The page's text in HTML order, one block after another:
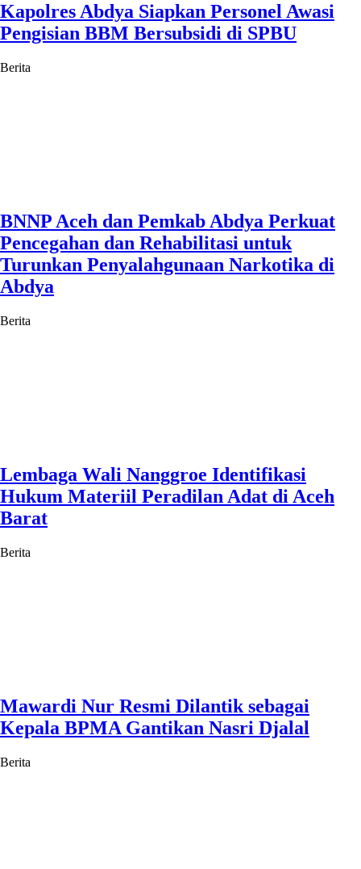
Kapolres Abdya Siapkan Personel Awasi
Pengisian BBM Bersubsidi di SPBU
Berita
BNNP Aceh dan Pemkab Abdya Perkuat
Pencegahan dan Rehabilitasi untuk
Turunkan Penyalahgunaan Narkotika di
Abdya
Berita
Lembaga Wali Nanggroe Identifikasi
Hukum Materiil Peradilan Adat di Aceh
Barat
Berita
Mawardi Nur Resmi Dilantik sebagai
Kepala BPMA Gantikan Nasri Djalal
Berita